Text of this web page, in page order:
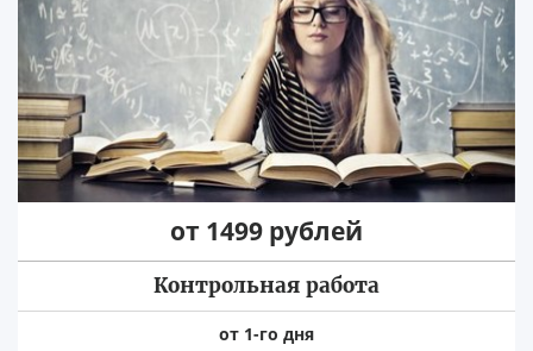
от 1499 рублей
Контрольная работа
от 1-го дня